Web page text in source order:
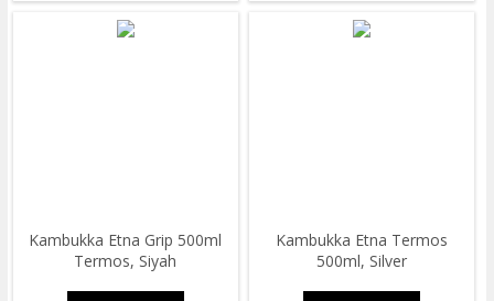
Kambukka Etna Grip 500ml
Termos, Siyah
​Kambukka Etna Termos
500ml, Silver